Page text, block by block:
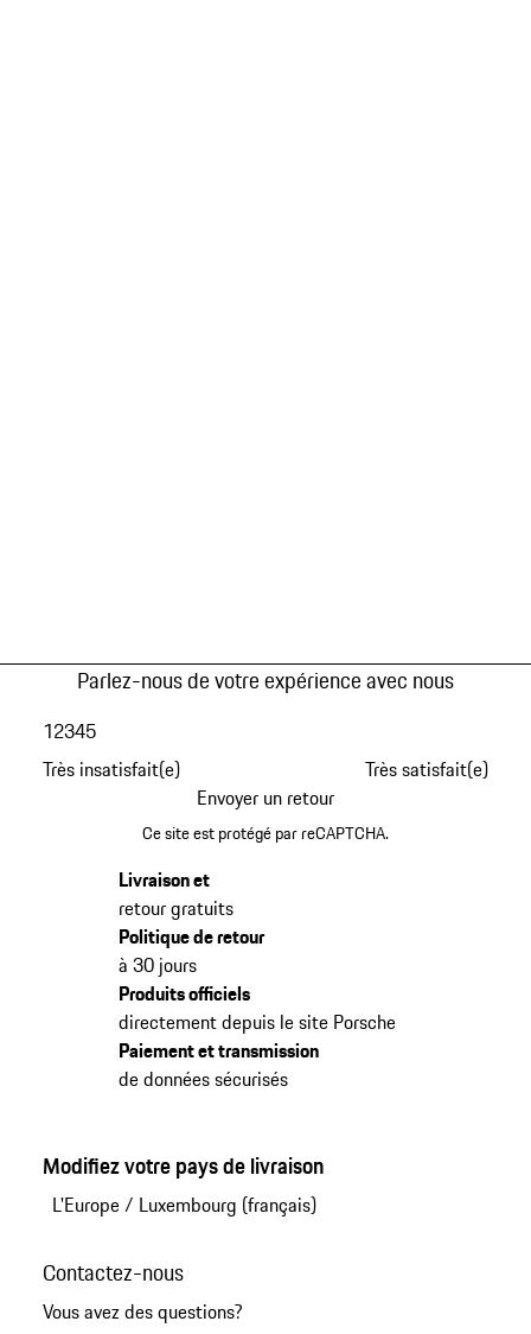
Parlez-nous de votre expérience avec nous
Très insatisfait(e)
12345
Très satisfait(e)
Envoyer un retour
Ce site est protégé par reCAPTCHA.
Livraison et
retour gratuits
Politique de retour
à 30 jours
Produits officiels
directement depuis le site Porsche
Paiement et transmission
de données sécurisés
Modifiez votre pays de livraison
L'Europe/ Luxembourg (français)
Contactez-nous
Vous avez des questions?